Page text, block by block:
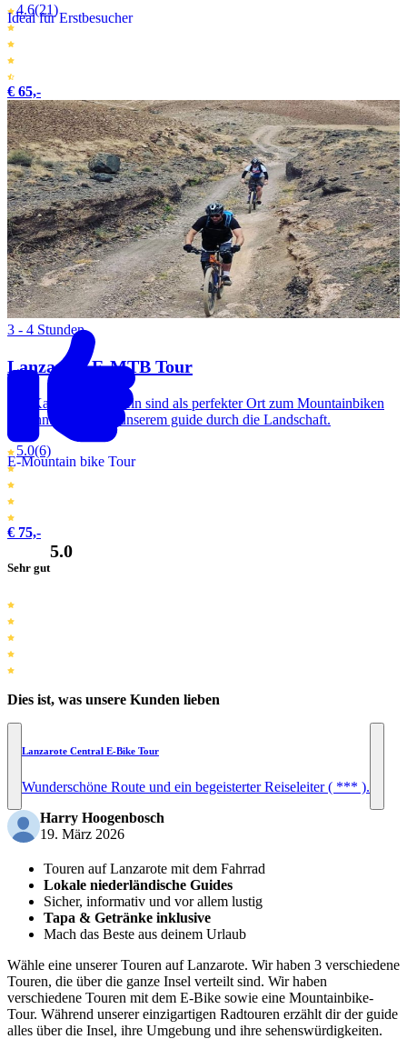
Ideal für Erstbesucher
4.6(21)
€ 65,-
E-Mountain bike Tour
3 - 4 Stunden
Lanzarote E-MTB Tour
Die Kanarischen Inseln sind als perfekter Ort zum Mountainbiken
bekannt. Radle mit unserem guide durch die Landschaft.
5.0(6)
€ 75,-
Sehr gut
5.0
Dies ist, was unsere Kunden lieben
Lanzarote Central E-Bike Tour
Wunderschöne Route und ein begeisterter Reiseleiter ( *** ).
Harry Hoogenbosch
19. März 2026
Touren auf Lanzarote mit dem Fahrrad
Lokale niederländische Guides
Sicher, informativ und vor allem lustig
Tapa & Getränke inklusive
Mach das Beste aus deinem Urlaub
Wähle eine unserer Touren auf Lanzarote. Wir haben 3 verschiedene
Touren, die über die ganze Insel verteilt sind. Wir haben
verschiedene Touren mit dem E-Bike sowie eine Mountainbike-
Tour. Während unserer einzigartigen Radtouren erzählt dir der guide
alles über die Insel, ihre Umgebung und ihre sehenswürdigkeiten.